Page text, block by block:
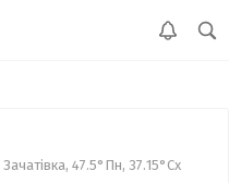
47.5°Пн, 37.15°Сх